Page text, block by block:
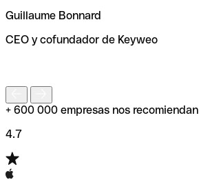
de enviar tu transferencia.
Guillaume Bonnard
CEO y cofundador de Keyweo
+ 600 000 empresas nos recomiendan
4.7